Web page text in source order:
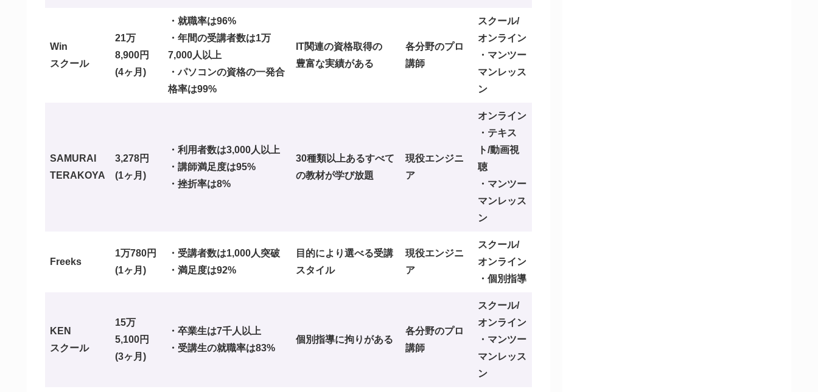
Win
スクール
21万
8,900円
(4ヶ月)
・就職率は96%
・年間の受講者数は1万
7,000人以上
・パソコンの資格の一発合
格率は99%
IT関連の資格取得の
豊富な実績がある
各分野のプロ
講師
スクール/
オンライン
・マンツー
マンレッス
ン
SAMURAI
TERAKOYA
3,278円
(1ヶ月)
・利用者数は3,000人以上
・講師満足度は95%
・挫折率は8%
30種類以上あるすべて
の教材が学び放題
現役エンジニ
ア
オンライン
・テキス
ト/動画視
聴
・マンツー
マンレッス
ン
Freeks
1万780円
(1ヶ月)
・受講者数は1,000人突破
・満足度は92%
目的により選べる受講
スタイル
現役エンジニ
ア
スクール/
オンライン
・個別指導
KEN
スクール
15万
5,100円
(3ヶ月)
・卒業生は7千人以上
・受講生の就職率は83%
個別指導に拘りがある
各分野のプロ
講師
スクール/
オンライン
・マンツー
マンレッス
ン